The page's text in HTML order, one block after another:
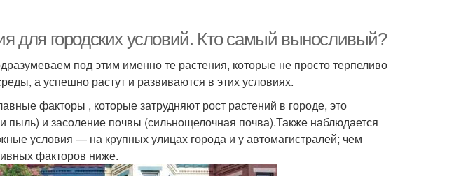
для городских условий. Кто самый выносливый?
под этим именно те растения, которые не просто терпеливо
а успешно растут и развиваются в этих условиях.
факторы , которые затрудняют рост растений в городе, это
пыль) и засоление почвы (сильнощелочная почва).Также наблюдается
условия — на крупных улицах города и у автомагистралей; чем
факторов ниже.